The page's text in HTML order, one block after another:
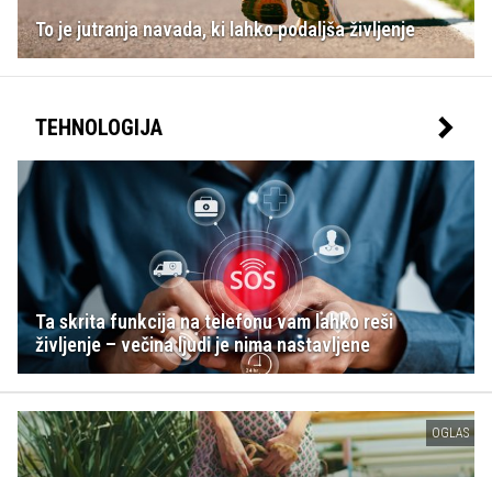
To je jutranja navada, ki lahko podaljša življenje
TEHNOLOGIJA
Ta skrita funkcija na telefonu vam lahko reši
življenje – večina ljudi je nima nastavljene
OGLAS